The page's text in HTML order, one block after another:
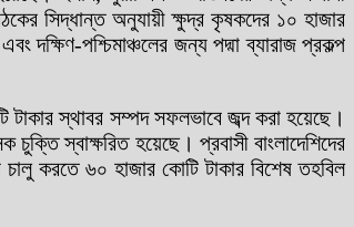
সিদ্ধান্ত অনুযায়ী ক্ষুদ্র কৃষকদের ১০ হাজার
পশ্চিমাঞ্চলের জন্য পদ্মা ব্যারাজ প্রকল্প
স্থাবর সম্পদ সফলভাবে জব্দ করা হয়েছে।
স্বাক্ষরিত হয়েছে। প্রবাসী বাংলাদেশিদের
করতে ৬০ হাজার কোটি টাকার বিশেষ তহবিল